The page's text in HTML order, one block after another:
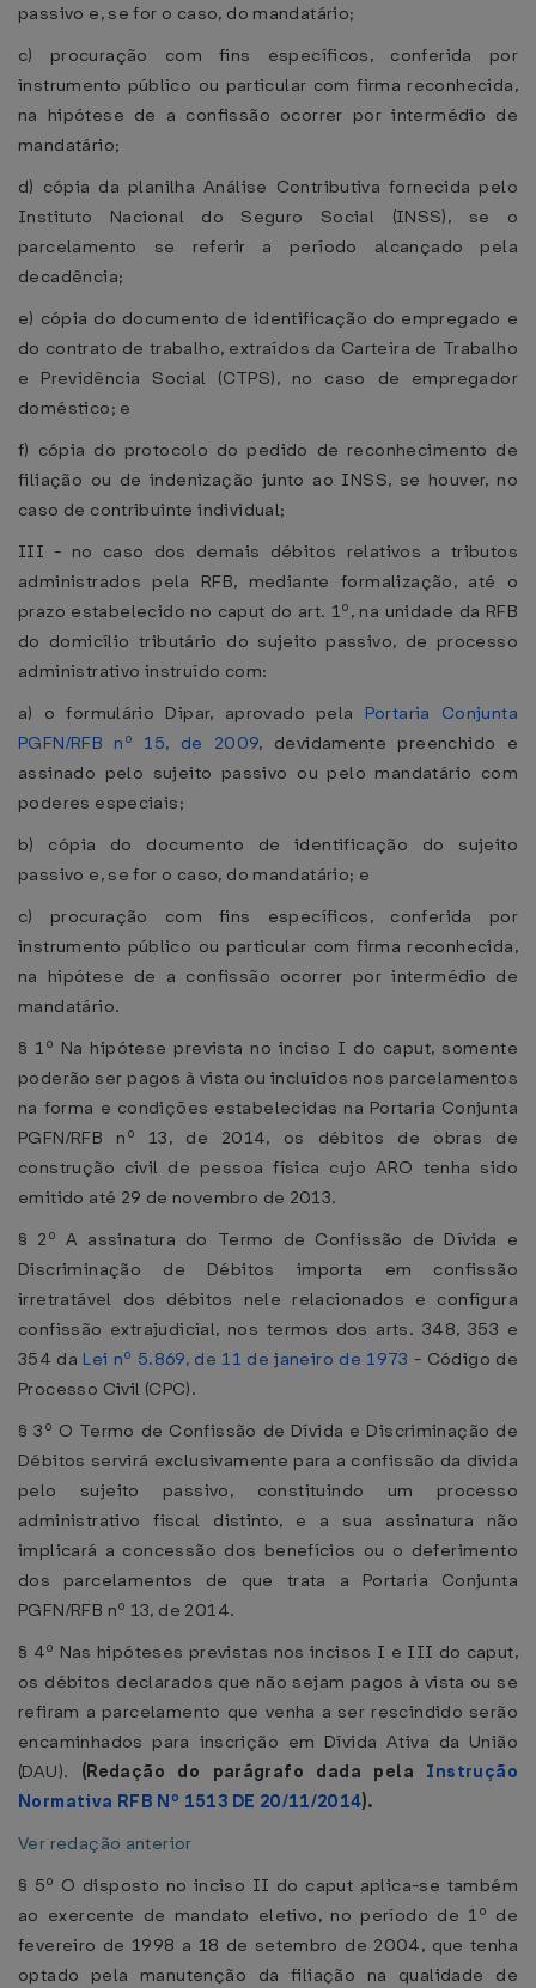
passivo e, se for o caso, do mandatário;
c) procuração com fins específicos, conferida por
instrumento público ou particular com firma reconhecida,
na hipótese de a confissão ocorrer por intermédio de
mandatário;
d) cópia da planilha Análise Contributiva fornecida pelo
Instituto Nacional do Seguro Social (INSS), se o
parcelamento se referir a período alcançado pela
decadência;
e) cópia do documento de identificação do empregado e
do contrato de trabalho, extraídos da Carteira de Trabalho
e Previdência Social (CTPS), no caso de empregador
doméstico; e
f) cópia do protocolo do pedido de reconhecimento de
filiação ou de indenização junto ao INSS, se houver, no
caso de contribuinte individual;
III - no caso dos demais débitos relativos a tributos
administrados pela RFB, mediante formalização, até o
prazo estabelecido no caput do art. 1º, na unidade da RFB
do domicílio tributário do sujeito passivo, de processo
administrativo instruído com:
a) o formulário Dipar, aprovado pela Portaria Conjunta
PGFN/RFB nº 15, de 2009, devidamente preenchido e
assinado pelo sujeito passivo ou pelo mandatário com
poderes especiais;
b) cópia do documento de identificação do sujeito
passivo e, se for o caso, do mandatário; e
c) procuração com fins específicos, conferida por
instrumento público ou particular com firma reconhecida,
na hipótese de a confissão ocorrer por intermédio de
mandatário.
§ 1º Na hipótese prevista no inciso I do caput, somente
poderão ser pagos à vista ou incluídos nos parcelamentos
na forma e condições estabelecidas na Portaria Conjunta
PGFN/RFB nº 13, de 2014, os débitos de obras de
construção civil de pessoa física cujo ARO tenha sido
emitido até 29 de novembro de 2013.
§ 2º A assinatura do Termo de Confissão de Dívida e
Discriminação de Débitos importa em confissão
irretratável dos débitos nele relacionados e configura
confissão extrajudicial, nos termos dos arts. 348, 353 e
354 da Lei nº 5.869, de 11 de janeiro de 1973 - Código de
Processo Civil (CPC).
§ 3º O Termo de Confissão de Dívida e Discriminação de
Débitos servirá exclusivamente para a confissão da dívida
pelo sujeito passivo, constituindo um processo
administrativo fiscal distinto, e a sua assinatura não
implicará a concessão dos benefícios ou o deferimento
dos parcelamentos de que trata a Portaria Conjunta
PGFN/RFB nº 13, de 2014.
§ 4º Nas hipóteses previstas nos incisos I e III do caput,
os débitos declarados que não sejam pagos à vista ou se
refiram a parcelamento que venha a ser rescindido serão
encaminhados para inscrição em Dívida Ativa da União
(DAU). (Redação do parágrafo dada pela Instrução
Normativa RFB Nº 1513 DE 20/11/2014).
Ver redação anterior
§ 5º O disposto no inciso II do caput aplica-se também
ao exercente de mandato eletivo, no período de 1º de
fevereiro de 1998 a 18 de setembro de 2004, que tenha
optado pela manutenção da filiação na qualidade de